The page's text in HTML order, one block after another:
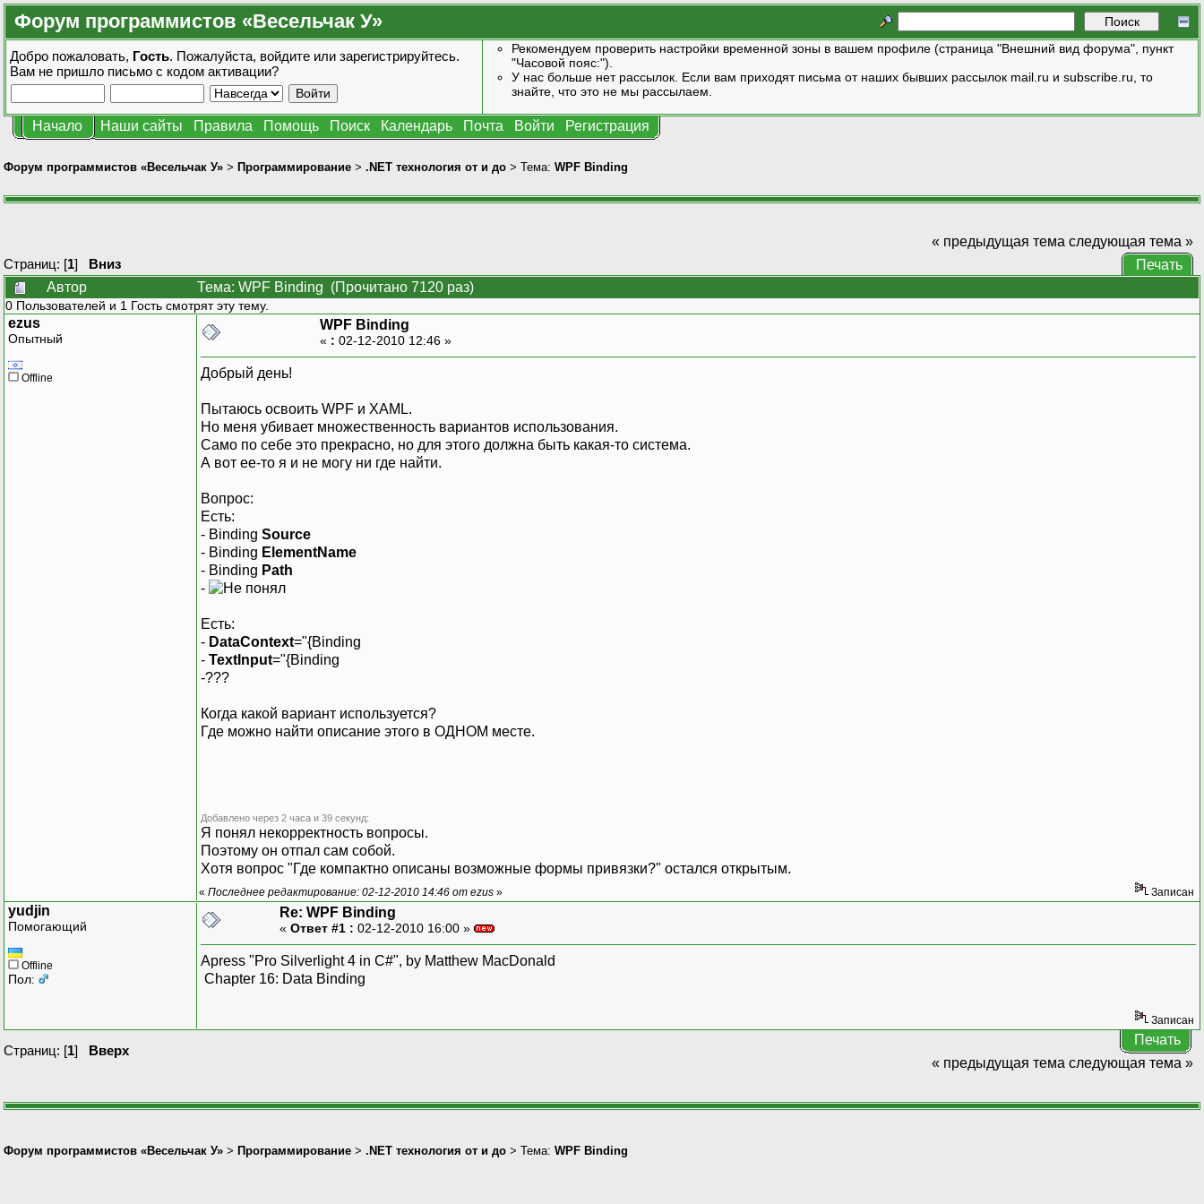
Форум программистов «Весельчак У»
Добро пожаловать, Гость. Пожалуйста, войдите или зарегистрируйтесь.
Вам не пришло письмо с кодом активации?
Рекомендуем проверить настройки временной зоны в вашем профиле (страница "Внешний вид форума", пункт
"Часовой пояс:").
У нас больше нет рассылок. Если вам приходят письма от наших бывших рассылок mail.ru и subscribe.ru, то
знайте, что это не мы рассылаем.
Начало Наши сайты Правила Помощь Поиск Календарь Почта Войти Регистрация
Форум программистов «Весельчак У» > Программирование > .NET технология от и до > Тема: WPF Binding
Страниц: [1] Вниз
« предыдущая тема следующая тема »
Печать
Автор
Тема: WPF Binding (Прочитано 7120 раз)
0 Пользователей и 1 Гость смотрят эту тему.
ezus
Опытный
Offline
WPF Binding
« : 02-12-2010 12:46 »
Добрый день!
Пытаюсь освоить WPF и XAML.
Но меня убивает множественность вариантов использования.
Само по себе это прекрасно, но для этого должна быть какая-то система.
А вот ее-то я и не могу ни где найти.
Вопрос:
Есть:
- Binding Source
- Binding ElementName
- Binding Path
-
Есть:
- DataContext="{Binding
- TextInput="{Binding
-???
Когда какой вариант используется?
Где можно найти описание этого в ОДНОМ месте.
Добавлено через 2 часа и 39 секунд:
Я понял некорректность вопросы.
Поэтому он отпал сам собой.
Хотя вопрос "Где компактно описаны возможные формы привязки?" остался открытым.
« Последнее редактирование: 02-12-2010 14:46 от ezus » Записан
yudjin
Помогающий
Offline
Пол:
Re: WPF Binding
« Ответ #1 : 02-12-2010 16:00 »
Apress "Pro Silverlight 4 in C#", by Matthew MacDonald
Chapter 16: Data Binding
Записан
Страниц: [1] Вверх
Печать
« предыдущая тема следующая тема »
Форум программистов «Весельчак У» > Программирование > .NET технология от и до > Тема: WPF Binding